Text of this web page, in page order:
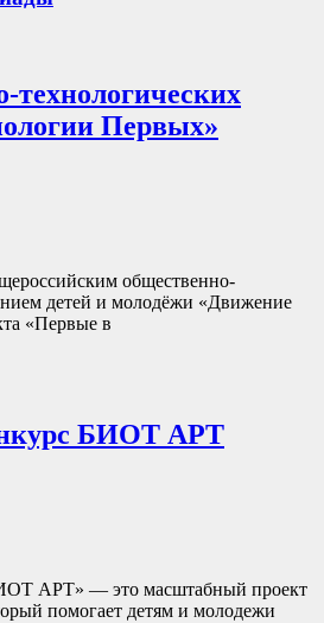
технологических
Первых»
общественно-
детей и молодёжи «Движение
«Первые в
БИОТ АРТ
АРТ» — это масштабный проект
помогает детям и молодежи